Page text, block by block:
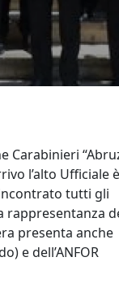
Carabinieri
l’alto Ufficiale è
tutti gli
rappresentanza
presenta anche
e dell’ANFOR